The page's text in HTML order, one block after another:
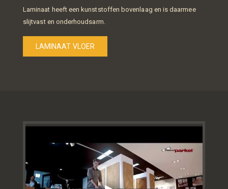
Laminaat heeft een kunststoffen bovenlaag en is daarmee
slijtvast en onderhoudsarm.
LAMINAAT VLOER